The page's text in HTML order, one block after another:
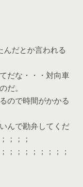
んだとか言われる
だな・・・対向車
だ。
ので時間がかかる
んで勘弁してくだ
；；；
；；；；；；；；